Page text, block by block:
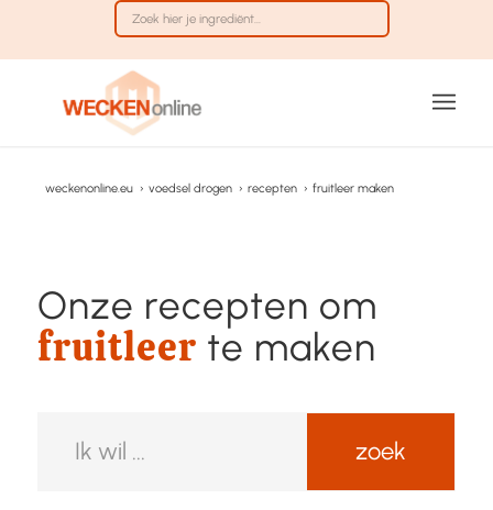
weckenonline.eu › voedsel drogen › recepten › fruitleer maken
Onze recepten om
fruitleer te maken